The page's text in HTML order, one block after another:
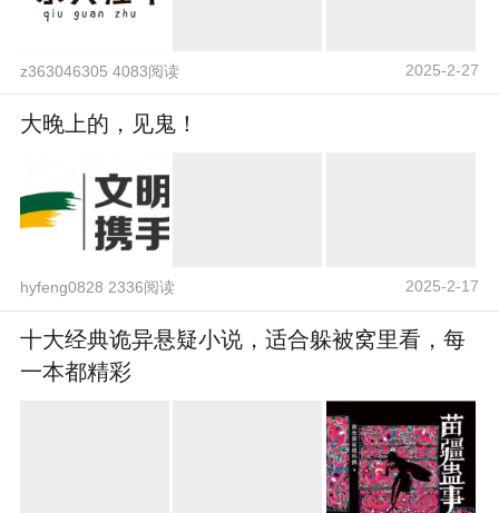
z363046305 4083阅读 2025-2-27
大晚上的，见鬼！
hyfeng0828 2336阅读 2025-2-17
十大经典诡异悬疑小说，适合躲被窝里看，每
一本都精彩